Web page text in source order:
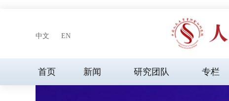
中文 EN
首页 新闻 研究团队 专栏